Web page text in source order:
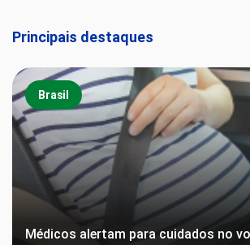
Principais destaques
Brasil
Médicos alertam para cuidados no